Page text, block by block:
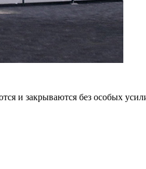
и закрываются без особых